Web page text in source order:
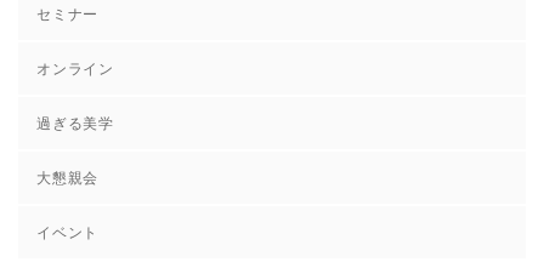
セミナー
オンライン
過ぎる美学
大懇親会
イベント